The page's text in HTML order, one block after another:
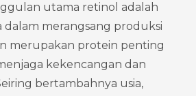
utama retinol adalah
dalam merangsang produksi
merupakan protein penting
kekencangan dan
bertambahnya usia,